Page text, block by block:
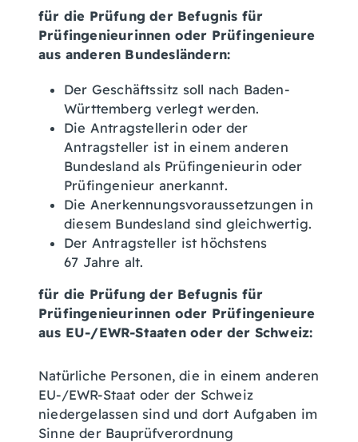
für die Prüfung der Befugnis für
Prüfingenieurinnen oder Prüfingenieure
aus anderen Bundesländern:
Der Geschäftssitz soll nach Baden-
Württemberg verlegt werden.
Die Antragstellerin oder der
Antragsteller ist in einem anderen
Bundesland als Prüfingenieurin oder
Prüfingenieur anerkannt.
Die Anerkennungsvoraussetzungen in
diesem Bundesland sind gleichwertig.
Der Antragsteller ist höchstens
67 Jahre alt.
für die Prüfung der Befugnis für
Prüfingenieurinnen oder Prüfingenieure
aus EU-/EWR-Staaten oder der Schweiz:
Natürliche Personen, die in einem anderen
EU-/EWR-Staat oder der Schweiz
niedergelassen sind und dort Aufgaben im
Sinne der Bauprüfverordnung